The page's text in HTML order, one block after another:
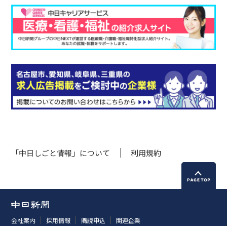
「中日しごと情報」について 利用規約
会社案内 採用情報 購読申込 関連企業